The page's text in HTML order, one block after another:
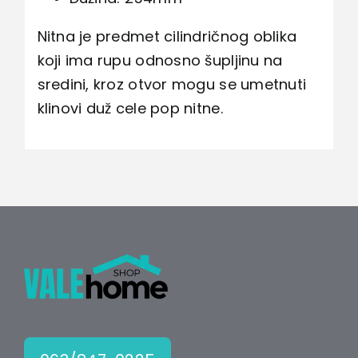
Nitna je predmet cilindričnog oblika
koji ima rupu odnosno šupljinu na
sredini, kroz otvor mogu se umetnuti
klinovi duž cele pop nitne.